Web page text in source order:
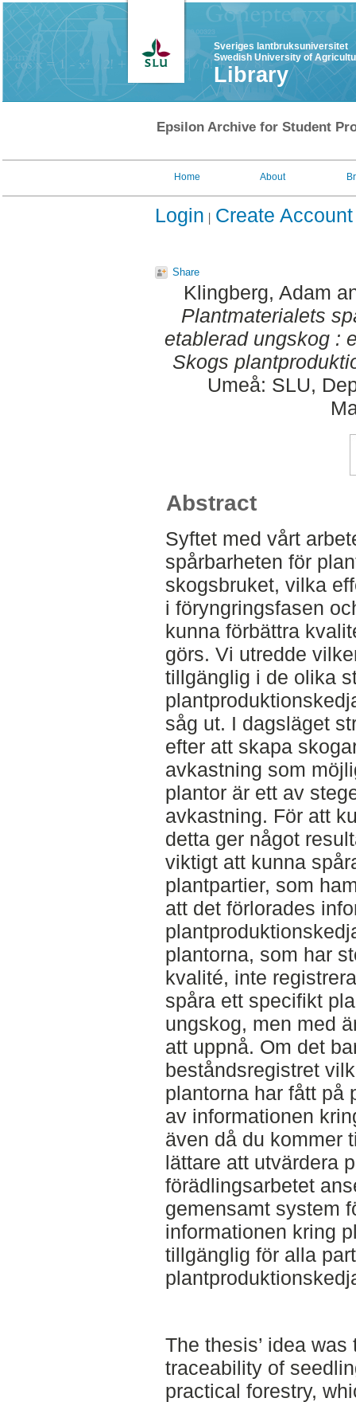
Sveriges lantbruksuniversitet
Swedish University of
Library
Epsilon Archive for Student
Home About
Login Create Account
Share
Klingberg, Adam
Plantmaterialets
etablerad ungskog :
Skogs
Umeå: SLU,
Abstract
Syftet med vårt
spårbarheten för
skogsbruket, vilka
i föryngringsfasen
kunna förbättra
görs. Vi utredde
tillgänglig i de olika
såg ut. I dagsläget
efter att skapa
avkastning som
plantor är ett av
avkastning. För att
detta ger något
viktigt att kunna
plantpartier, som
att det förlorades
plantorna, som har
kvalité, inte
spåra ett specifikt
ungskog, men med
att uppnå. Om det
beståndsregistret
plantorna har fått på
av informationen
även då du kommer
lättare att utvärdera
förädlingsarbetet
gemensamt system
informationen kring
tillgänglig för alla
The thesis’ idea
traceability of
practical forestry,